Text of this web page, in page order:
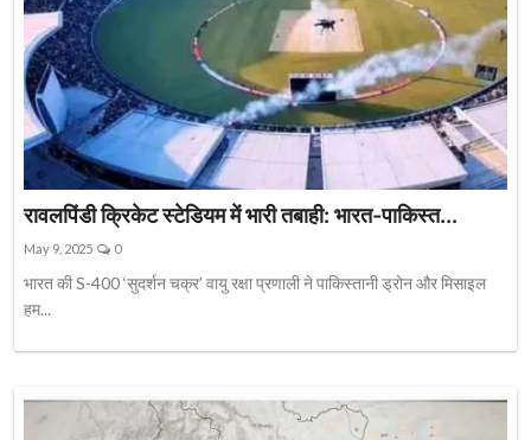
रावलपिंडी क्रिकेट स्टेडियम में भारी तबाही: भारत-पाकिस्त...
May 9, 2025 0
भारत की S-400 ‘सुदर्शन चक्र’ वायु रक्षा प्रणाली ने पाकिस्तानी ड्रोन और मिसाइल
हम...